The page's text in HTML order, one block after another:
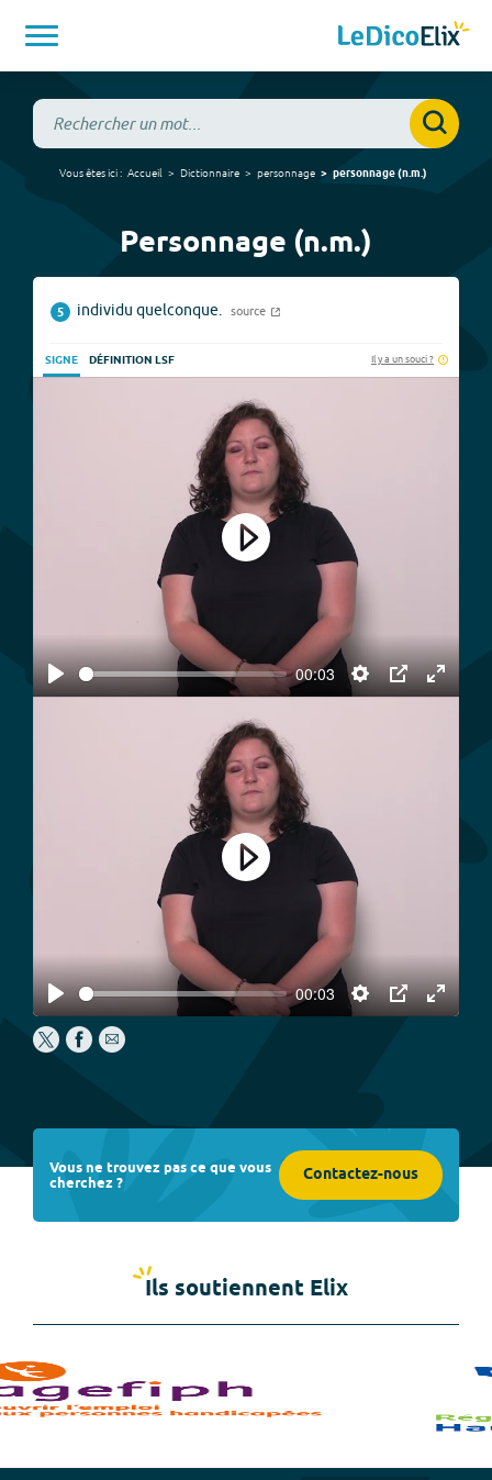
Vous êtes ici : Accueil Dictionnaire personnage personnage(n.m.)
Personnage (n.m.)
5 individu quelconque. source
SIGNE DÉFINITION LSF Il y a un souci ?
Play
00:03
Settings
PIP
Enter
Play
Play
00:03
Settings
PIP
Enter
Play
Vous ne trouvez pas ce que vous
cherchez ? Contactez-nous
Ils soutiennent Elix